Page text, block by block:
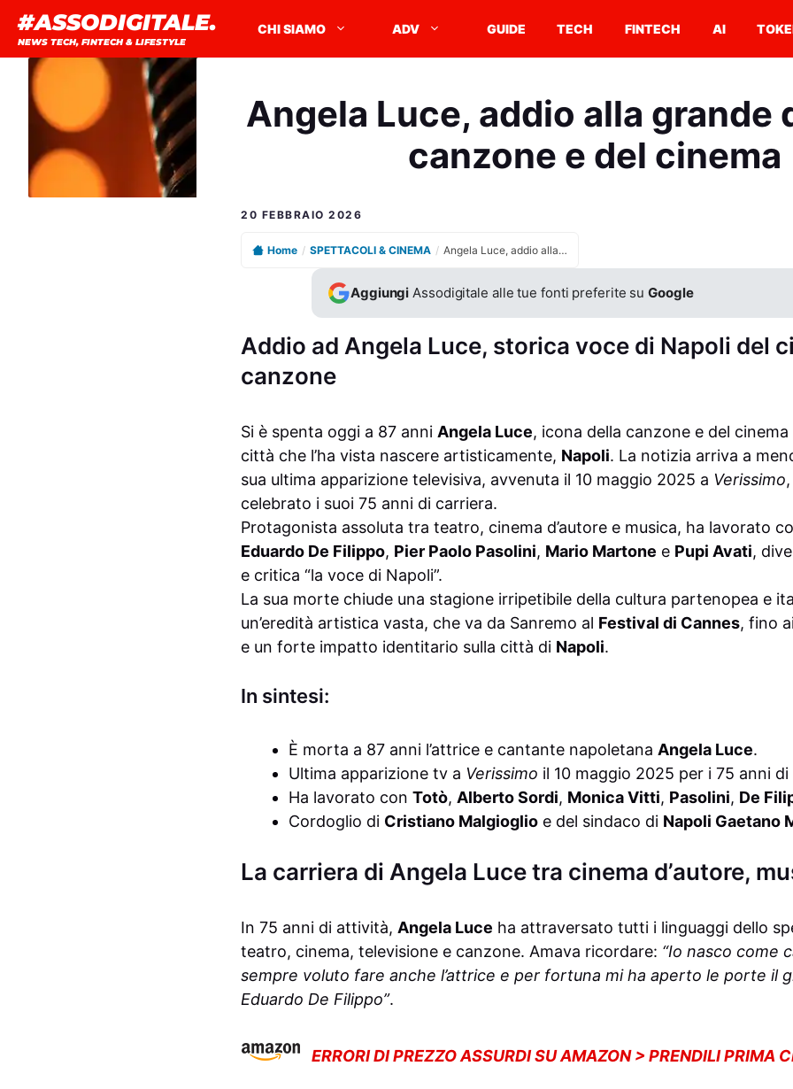
contenuto
#ASSODIGITALE.
NEWS TECH, FINTECH & LIFESTYLE
CHI SIAMO ADV GUIDE TECH FINTECH AI
Angela Luce, addio alla grande
canzone e del cinema
20 FEBBRAIO 2026
Home / SPETTACOLI & CINEMA / Angela Luce, addio alla grande diva della canzone e del cinema
Aggiungi Assodigitale alle tue fonti preferite suGoogle
Addio ad Angela Luce, storica voce di Napoli del
canzone
Si è spenta oggi a 87 anni Angela Luce, icona della canzone e del
città che l’ha vista nascere artisticamente, Napoli. La notizia arriva a
sua ultima apparizione televisiva, avvenuta il 10 maggio 2025 a Verissimo
celebrato i suoi 75 anni di carriera.
Protagonista assoluta tra teatro, cinema d’autore e musica, ha lavorato
Eduardo De Filippo, Pier Paolo Pasolini, Mario Martone e Pupi Avati,
e critica “la voce di Napoli”.
La sua morte chiude una stagione irripetibile della cultura partenopea e
un’eredità artistica vasta, che va da Sanremo al Festival di Cannes, fino
e un forte impatto identitario sulla città di Napoli.
In sintesi:
È morta a 87 anni l’attrice e cantante napoletana Angela Luce.
Ultima apparizione tv a Verissimo il 10 maggio 2025 per i 75 anni
Ha lavorato con Totò, Alberto Sordi, Monica Vitti, Pasolini, De
Cordoglio di Cristiano Malgioglio e del sindaco di Napoli Gaetano
La carriera di Angela Luce tra cinema d’autore,
In 75 anni di attività, Angela Luce ha attraversato tutti i linguaggi dello
teatro, cinema, televisione e canzone. Amava ricordare: “Io nasco come
sempre voluto fare anche l’attrice e per fortuna mi ha aperto le porte il
Eduardo De Filippo”.
ERRORI DI PREZZO ASSURDI SU AMAZON > PRENDILI PRIMA